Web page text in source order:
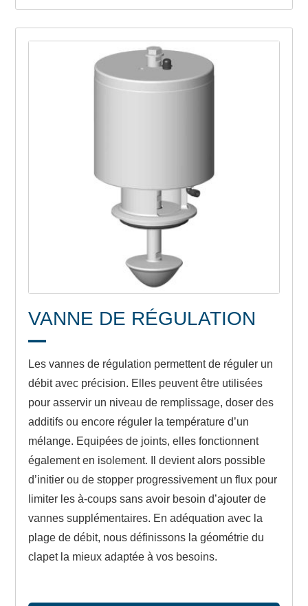
VANNE DE RÉGULATION
Les vannes de régulation permettent de réguler un
débit avec précision. Elles peuvent être utilisées
pour asservir un niveau de remplissage, doser des
additifs ou encore réguler la température d’un
mélange. Equipées de joints, elles fonctionnent
également en isolement. Il devient alors possible
d’initier ou de stopper progressivement un flux pour
limiter les à-coups sans avoir besoin d’ajouter de
vannes supplémentaires. En adéquation avec la
plage de débit, nous définissons la géométrie du
clapet la mieux adaptée à vos besoins.